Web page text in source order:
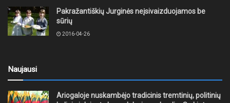
Pakražantiškių Jurginės neįsivaizduojamos be
sūrių
2016-04-26
Naujausi
Ariogaloje nuskambėjo tradicinis tremtinių, politinių